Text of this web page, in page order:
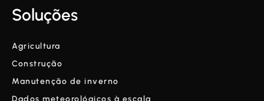
Soluções
Agricultura
Construção
Manutenção de inverno
Dados meteorológicos à escala